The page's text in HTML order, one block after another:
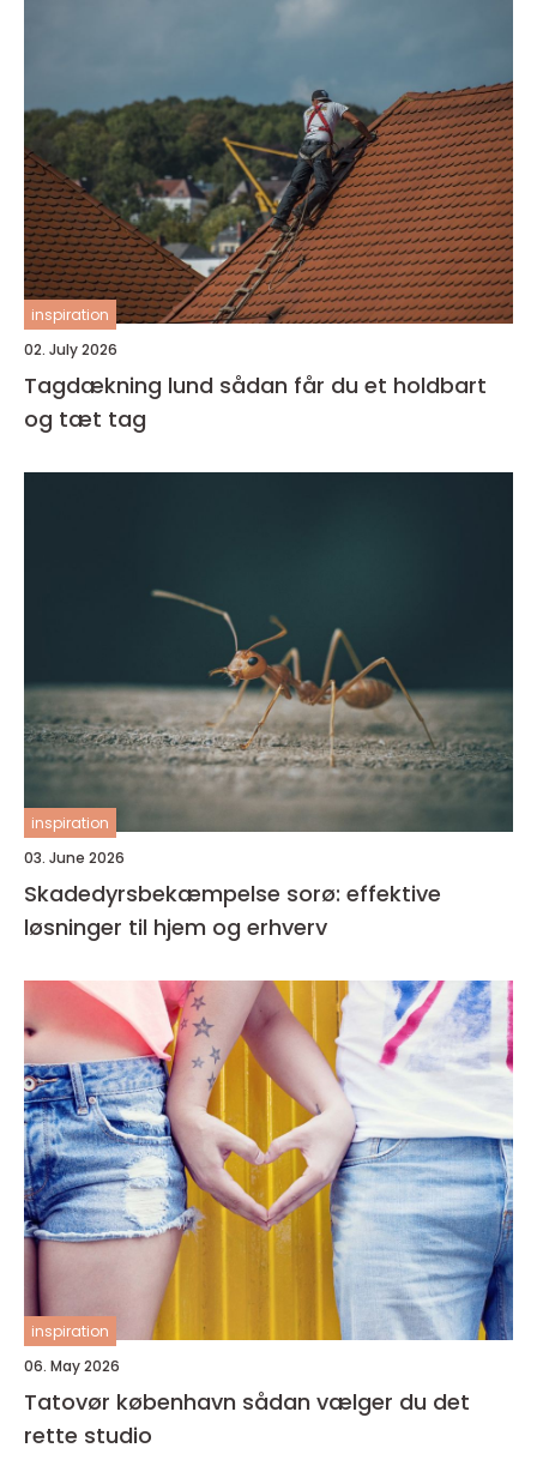
inspiration
02. July 2026
Tagdækning lund sådan får du et holdbart
og tæt tag
inspiration
03. June 2026
Skadedyrsbekæmpelse sorø: effektive
løsninger til hjem og erhverv
inspiration
06. May 2026
Tatovør københavn sådan vælger du det
rette studio